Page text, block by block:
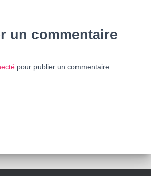
un commentaire
pour publier un commentaire.